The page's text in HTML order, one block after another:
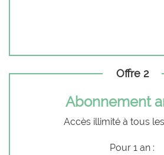
Offre 2
Abonnement
Accès illimité à tous
Pour 1 an :